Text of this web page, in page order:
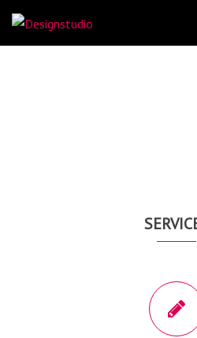
Kreativität und